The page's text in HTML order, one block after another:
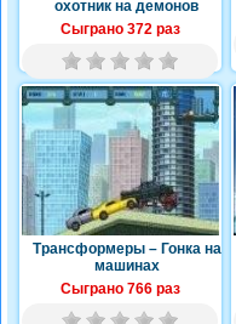
охотник на демонов
Сыграно 372 раз
Трансформеры – Гонка на
машинах
Сыграно 766 раз